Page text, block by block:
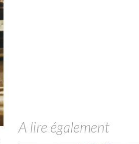
A lire également